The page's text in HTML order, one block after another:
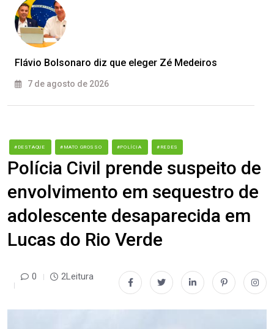
Flávio Bolsonaro diz que eleger Zé Medeiros
7 de agosto de 2026
#DESTAQUE #MATO GROSSO #POLÍCIA #REDES
Polícia Civil prende suspeito de
envolvimento em sequestro de
adolescente desaparecida em
Lucas do Rio Verde
0 2Leitura